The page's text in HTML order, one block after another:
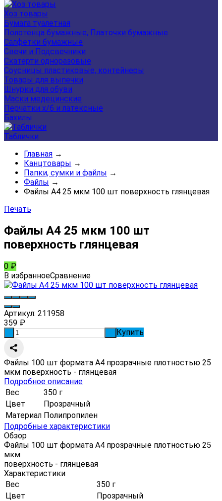
Хоз товары
Бумага туалетная
Полотенца бумажные, Платочки бумажные
Салфетки бумажные
Свечи и Подсвечники
Скатерти одноразовые
Соусницы пластиковые, контейнеры
Товары для выпечки
Шнурки для обуви
Маски медецинские
Перчатки х/б и латексные
Бахилы
Таблички
Главная →
Канцтовары →
Папки, сумки и файлы →
Файлы →
Файлы А4 25 мкм 100 шт поверхность глянцевая
Печать
Файлы А4 25 мкм 100 шт
поверхность глянцевая
0 ₽
В избранноеСравнение
Артикул: 211958
359 ₽
Купить
Файлы 100 шт формата А4 прозрачные плотностью 25
мкм поверхность - глянцевая
Подробное описание
Вес
350 г
Цвет
Прозрачный
Материал Полипропилен
Подробные характеристики
Обзор
Файлы 100 шт формата А4 прозрачные плотностью 25
мкм
поверхность - глянцевая
Характеристики
Вес
350 г
Цвет
Прозрачный